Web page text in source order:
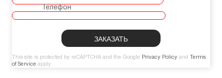
Телефон
This site is protected by reCAPTCHA and the Google Privacy Policy and
Terms
of Service apply.